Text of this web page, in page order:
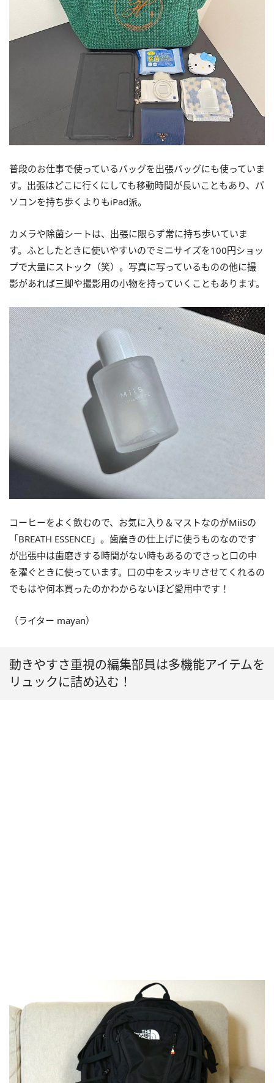
普段のお仕事で使っているバッグを出張バッグにも使っていま
す。出張はどこに行くにしても移動時間が長いこともあり、パ
ソコンを持ち歩くよりもiPad派。
カメラや除菌シートは、出張に限らず常に持ち歩いていま
す。ふとしたときに使いやすいのでミニサイズを100円ショッ
プで大量にストック（笑）。写真に写っているものの他に撮
影があれば三脚や撮影用の小物を持っていくこともあります。
コーヒーをよく飲むので、お気に入り＆マストなのがMiiSの
「BREATH ESSENCE」。歯磨きの仕上げに使うものなのです
が出張中は歯磨きする時間がない時もあるのでさっと口の中
を濯ぐときに使っています。口の中をスッキリさせてくれるの
でもはや何本買ったのかわからないほど愛用中です！
（ライター mayan）
動きやすさ重視の編集部員は多機能アイテムを
リュックに詰め込む！